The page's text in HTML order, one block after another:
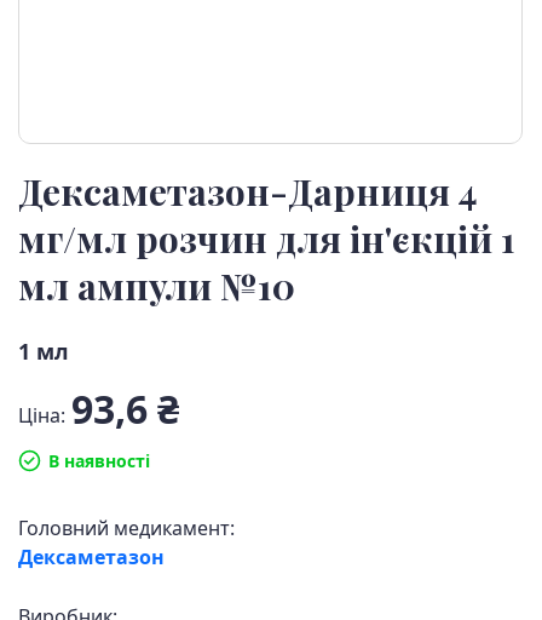
Дексаметазон-Дарниця 4
мг/мл розчин для ін'єкцій 1
мл ампули №10
1 мл
Ціна: 93,6 ₴
В наявності
Головний медикамент:
Дексаметазон